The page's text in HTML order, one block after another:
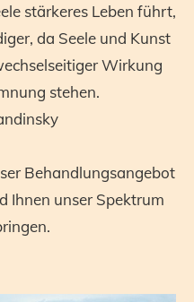
stärkeres Leben führt,
da Seele und Kunst
Wirkung
stehen.
Behandlungsangebot
Ihnen unser Spektrum